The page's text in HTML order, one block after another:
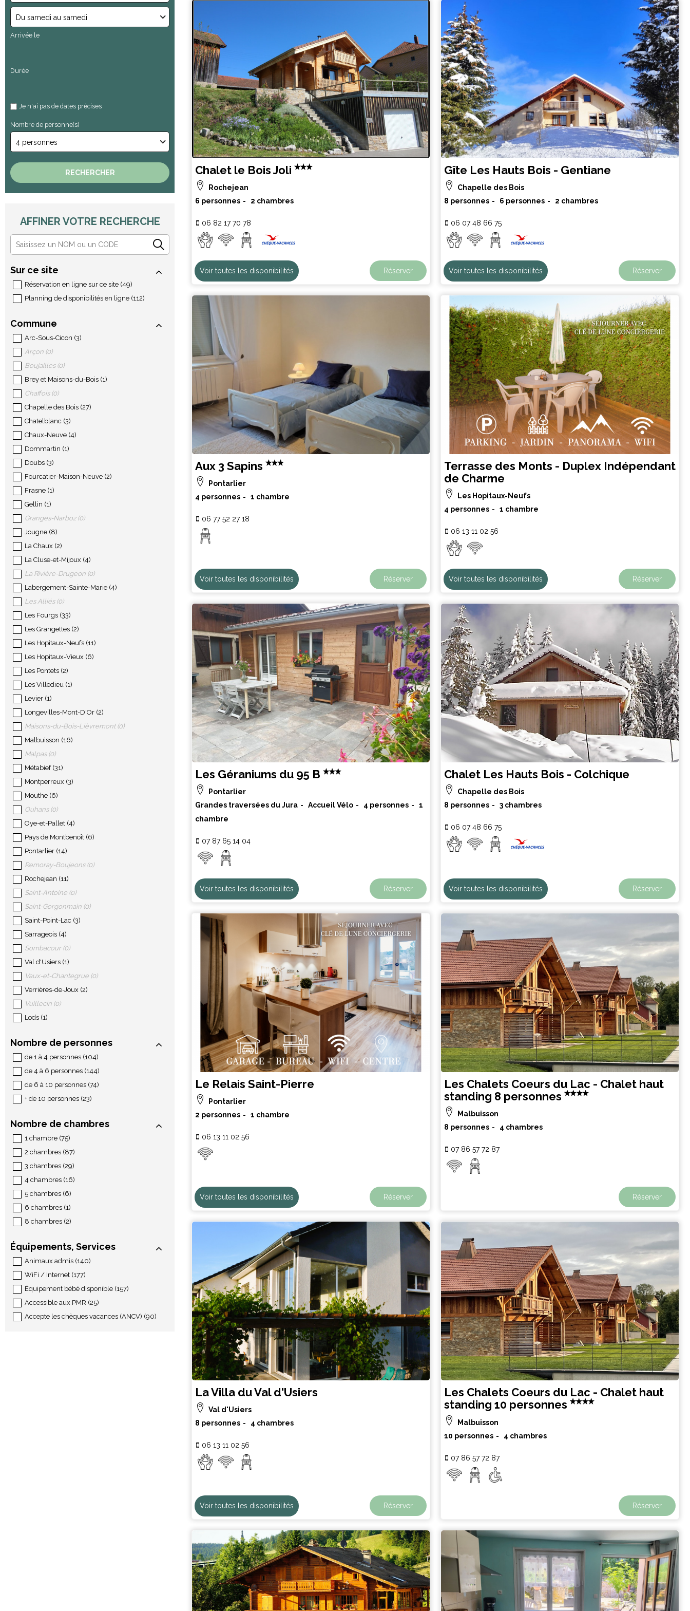
Arrivée le
Durée
Je n'ai pas de dates précises
Nombre de personne(s)
AFFINER VOTRE RECHERCHE
Sur ce site
Réservation en ligne sur ce site (49)
Planning de disponibilités en ligne (112)
Commune
Arc-Sous-Cicon (3)
Arçon (0)
Boujailles (0)
Brey et Maisons-du-Bois (1)
Chaffois (0)
Chapelle des Bois (27)
Chatelblanc (3)
Chaux-Neuve (4)
Dommartin (1)
Doubs (3)
Fourcatier-Maison-Neuve (2)
Frasne (1)
Gellin (1)
Granges-Narboz(0)
Jougne (8)
La Chaux (2)
La Cluse-et-Mijoux (4)
La Rivière-Drugeon (0)
Labergement-Sainte-Marie (4)
Les Alliés (0)
Les Fourgs (33)
Les Grangettes (2)
Les Hopitaux-Neufs (11)
Les Hopitaux-Vieux (6)
Les Pontets (2)
Les Villedieu (1)
Levier (1)
Longevilles-Mont-D'Or (2)
Maisons-du-Bois-Lièvremont (0)
Malbuisson (16)
Malpas (0)
Métabief (31)
Montperreux (3)
Mouthe (6)
Ouhans (0)
Oye-et-Pallet (4)
Pays de Montbenoît (6)
Pontarlier (14)
Remoray-Boujeons (0)
Rochejean (11)
Saint-Antoine (0)
Saint-Gorgonmain (0)
Saint-Point-Lac (3)
Sarrageois (4)
Sombacour (0)
Val d'Usiers (1)
Vaux-et-Chantegrue (0)
Verrières-de-Joux (2)
Vuillecin (0)
Lods (1)
Nombre de personnes
de 1 à 4 personnes (104)
de 4 à 6 personnes (144)
de 6 à 10 personnes (74)
+ de 10 personnes (23)
Nombre de chambres
1 chambre (75)
2 chambres (87)
3 chambres (29)
4 chambres (16)
5 chambres (6)
6 chambres (1)
8 chambres (2)
Équipements, Services
Animaux admis (140)
WiFi / Internet (177)
Équipement bébé disponible (157)
Accessible aux PMR (25)
Accepte les chèques vacances (ANCV) (90)
Chalet le Bois Joli
Rochejean
6 personnes
2 chambres
06 82 17 70 78
Réserver
Voir toutes les disponibilités
Gîte Les Hauts Bois - Gentiane
Chapelle des Bois
8 personnes
6 personnes 2 chambres
06 07 48 66 75
Réserver
Voir toutes les disponibilités
Aux 3 Sapins
Pontarlier
4 personnes
1 chambre
06 77 52 27 18
Réserver
Voir toutes les disponibilités
Terrasse des Monts - Duplex Indépendant
de Charme
Les Hopitaux-Neufs
4 personnes
1 chambre
06 13 11 02 56
Réserver
Voir toutes les disponibilités
Les Géraniums du 95 B
Pontarlier
Grandes traversées du Jura
Accueil Vélo 4 personnes
1
chambre
07 87 65 14 04
Réserver
Voir toutes les disponibilités
Chalet Les Hauts Bois - Colchique
Chapelle des Bois
8 personnes
3 chambres
06 07 48 66 75
Réserver
Voir toutes les disponibilités
Le Relais Saint-Pierre
Pontarlier
2 personnes
1 chambre
06 13 11 02 56
Réserver
Voir toutes les disponibilités
Les Chalets Coeurs du Lac - Chalet haut
standing 8 personnes
Malbuisson
8 personnes
4 chambres
07 86 57 72 87
Réserver
La Villa du Val d'Usiers
Val d'Usiers
8 personnes
4 chambres
06 13 11 02 56
Réserver
Voir toutes les disponibilités
Les Chalets Coeurs du Lac - Chalet haut
standing 10 personnes
Malbuisson
10 personnes
4 chambres
07 86 57 72 87
Réserver